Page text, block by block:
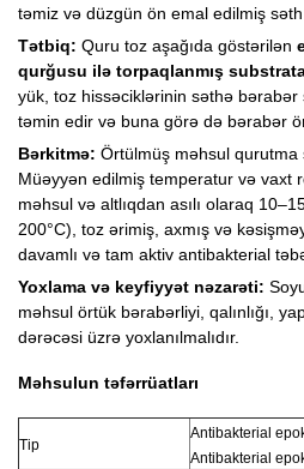
təmiz və düzgün ön emal edilmiş
Tətbiq: Quru toz aşağıda göstərilən
qurğusu ilə torpaqlanmış
yük, toz hissəciklərinin səthə bərabər
təmin edir və buna görə də bərabər
Bərkitmə: Örtülmüş məhsul qurutma
Müəyyən edilmiş temperatur və vaxt
məhsul və altlıqdan asılı olaraq
200°C), toz ərimiş, axmış və
davamlı və tam aktiv antibakterial
Yoxlama və keyfiyyət nəzarəti:
məhsul örtük bərabərliyi, qalınlığı,
dərəcəsi üzrə yoxlanılmalıdır.
Məhsulun təfərrüatları
Tip
Antibakterial
Antibakterial